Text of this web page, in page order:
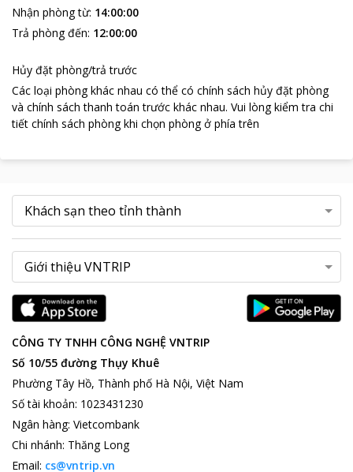
Nhận phòng từ: 14:00:00
Trả phòng đến: 12:00:00
Hủy đặt phòng/trả trước
Các loại phòng khác nhau có thể có chính sách hủy đặt phòng
và chính sách thanh toán trước khác nhau. Vui lòng kiểm tra chi
tiết chính sách phòng khi chọn phòng ở phía trên
CÔNG TY TNHH CÔNG NGHỆ VNTRIP
Số 10/55 đường Thụy Khuê
Phường Tây Hồ, Thành phố Hà Nội, Việt Nam
Số tài khoản: 1023431230
Ngân hàng: Vietcombank
Chi nhánh: Thăng Long
Email: cs@vntrip.vn